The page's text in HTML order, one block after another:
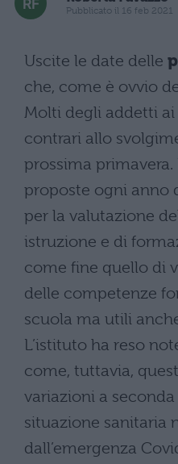
Pubblicato il 16 feb 2021
Uscite le date delle
che, come è ovvio
Molti degli addetti
contrari allo
prossima
proposte ogni anno
per la valutazione
istruzione e di
come fine quello di
delle competenze
scuola ma utili
L’istituto ha reso
come, tuttavia,
variazioni a seconda
situazione sanitaria
dall’emergenza